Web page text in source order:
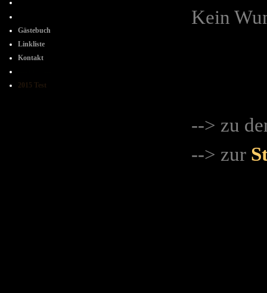
Gästebuch
Linkliste
Kontakt
2015 Test
Kein
--> zu
--> zur